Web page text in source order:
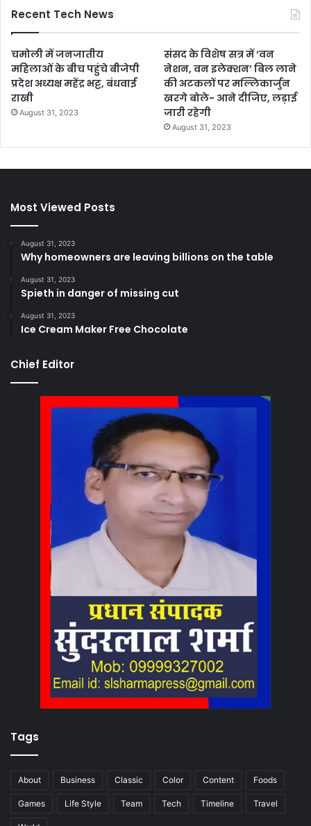
Recent Tech News
चमोली में जनजातीय
महिलाओं के बीच पहुंचे बीजेपी
प्रदेश अध्यक्ष महेंद्र भट्ट, बंधवाई
राखी
August 31, 2023
संसद के विशेष सत्र में ‘वन
नेशन, वन इलेक्शन’ बिल लाने
की अटकलों पर मल्लिकार्जुन
खरगे बोले- आने दीजिए, लड़ाई
जारी रहेगी
August 31, 2023
Most Viewed Posts
August 31, 2023
Why homeowners are leaving billions on the table
August 31, 2023
Spieth in danger of missing cut
August 31, 2023
Ice Cream Maker Free Chocolate
Chief Editor
Tags
About Business Classic Color Content Foods
Games Life Style Team Tech Timeline Travel